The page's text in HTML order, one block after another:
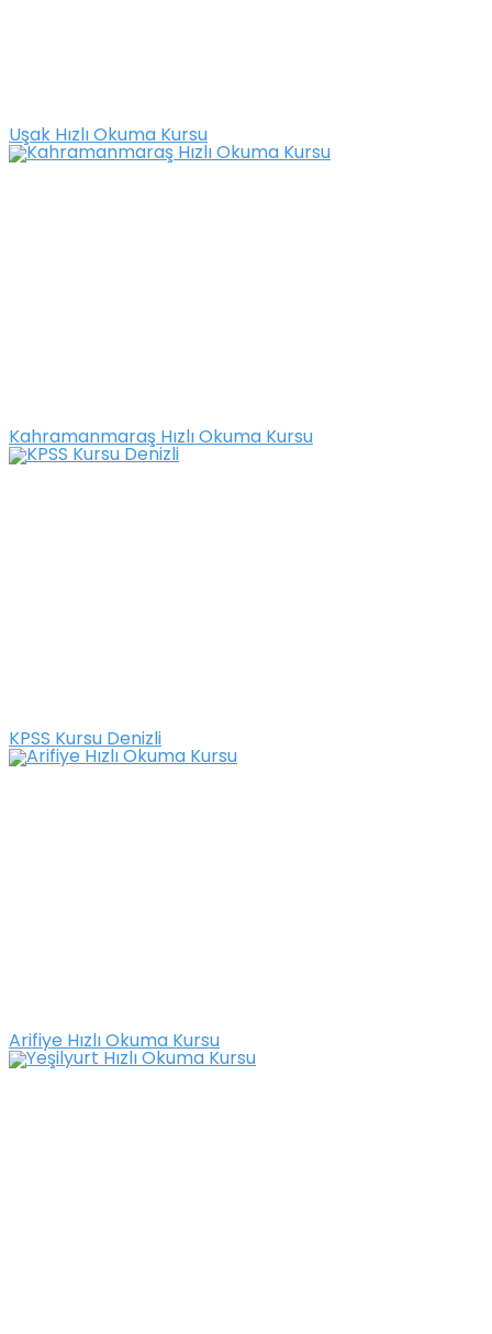
Uşak Hızlı Okuma Kursu
Kahramanmaraş Hızlı Okuma Kursu
KPSS Kursu Denizli
Arifiye Hızlı Okuma Kursu